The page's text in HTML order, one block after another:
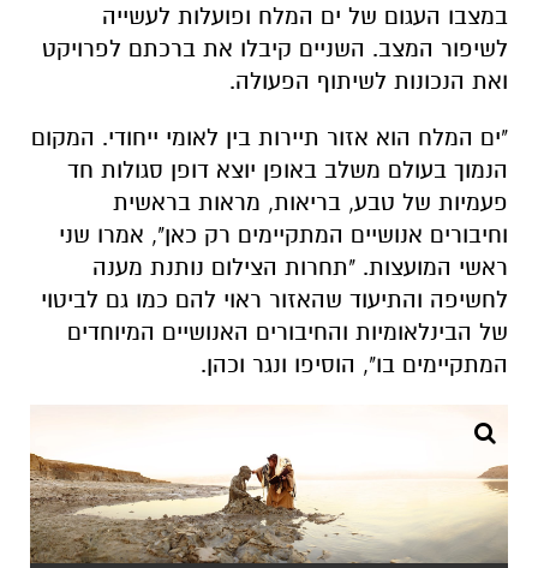
במצבו העגום של ים המלח ופועלות לעשייה
לשיפור המצב. השניים קיבלו את ברכתם לפרויקט
ואת הנכונות לשיתוף הפעולה.
"ים המלח הוא אזור תיירות בין לאומי ייחודי. המקום
הנמוך בעולם משלב באופן יוצא דופן סגולות חד
פעמיות של טבע, בריאות, מראות בראשית
וחיבורים אנושיים המתקיימים רק כאן", אמרו שני
ראשי המועצות. "תחרות הצילום נותנת מענה
לחשיפה והתיעוד שהאזור ראוי להם כמו גם לביטוי
של הבינלאומיות והחיבורים האנושיים המיוחדים
המתקיימים בו", הוסיפו ונגר וכהן.